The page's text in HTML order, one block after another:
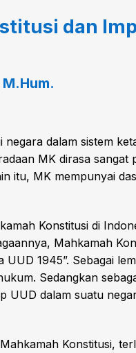
dan
dalam sistem
MK dirasa
itu, MK mempunyai
Konstitusi di
Mahkamah
UUD 1945”. Sebagai
Sedangkan
UUD dalam suatu
Konstitusi,